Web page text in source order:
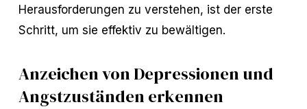
Herausforderungen zu verstehen, ist der erste
Schritt, um sie effektiv zu bewältigen.
Anzeichen von Depressionen und
Angstzuständen erkennen